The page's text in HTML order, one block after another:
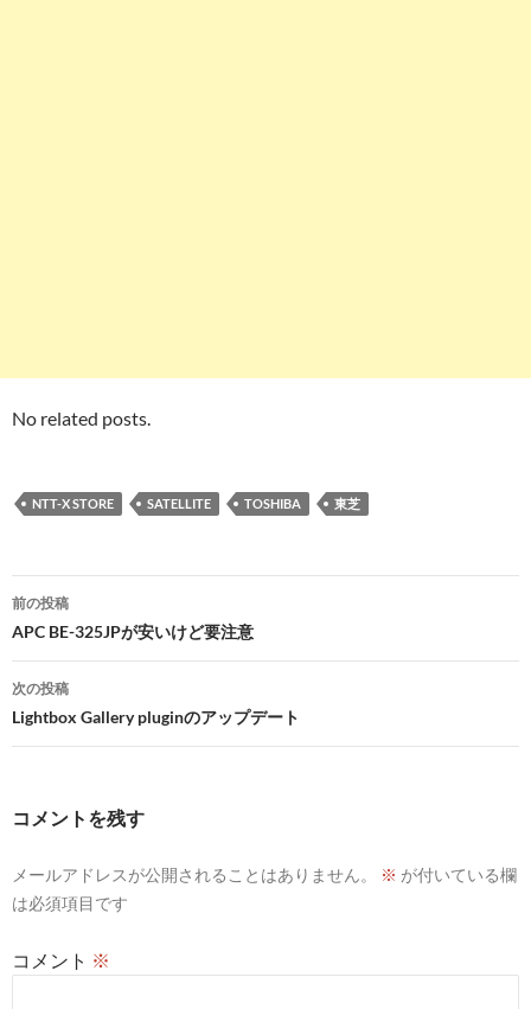
No related posts.
NTT-X STORE SATELLITE TOSHIBA 東芝
投
稿
ナ
ビ
ゲ
ョ
前の投稿
APC BE-325JPが安いけど要注意
次の投稿
Lightbox Gallery pluginのアップデート
コメントを残す
メールアドレスが公開されることはありません。 ※ が付いている欄
は必須項目です
コメント ※